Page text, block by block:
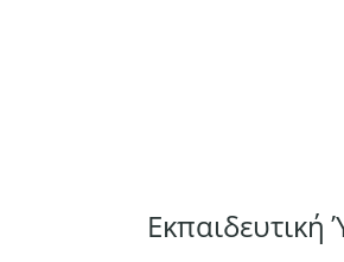
Εκπαιδευτική